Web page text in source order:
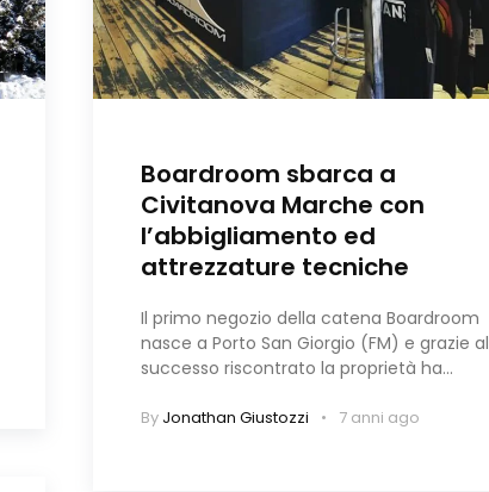
Boardroom sbarca a
Civitanova Marche con
l’abbigliamento ed
attrezzature tecniche
Il primo negozio della catena Boardroom
nasce a Porto San Giorgio (FM) e grazie al
successo riscontrato la proprietà ha…
By Jonathan Giustozzi 7 anni ago